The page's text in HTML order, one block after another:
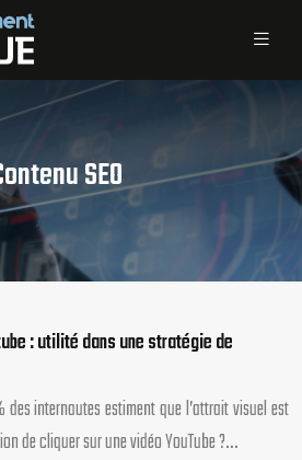
SEO
: utilité dans une stratégie de
internautes estiment que l’attrait visuel est
de cliquer sur une vidéo YouTube ?…